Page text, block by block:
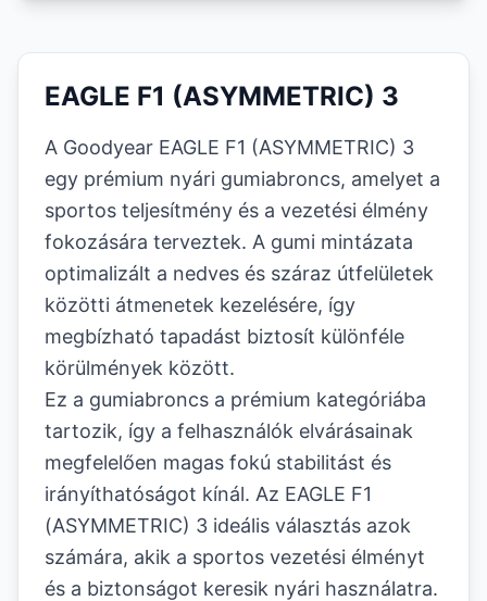
EAGLE F1 (ASYMMETRIC) 3
A Goodyear EAGLE F1 (ASYMMETRIC) 3
egy prémium nyári gumiabroncs, amelyet a
sportos teljesítmény és a vezetési élmény
fokozására terveztek. A gumi mintázata
optimalizált a nedves és száraz útfelületek
közötti átmenetek kezelésére, így
megbízható tapadást biztosít különféle
körülmények között.
Ez a gumiabroncs a prémium kategóriába
tartozik, így a felhasználók elvárásainak
megfelelően magas fokú stabilitást és
irányíthatóságot kínál. Az EAGLE F1
(ASYMMETRIC) 3 ideális választás azok
számára, akik a sportos vezetési élményt
és a biztonságot keresik nyári használatra.